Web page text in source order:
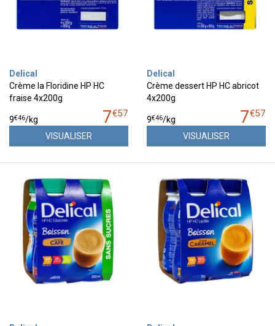
Delical
Crème la Floridine HP HC
fraise 4x200g
7€57
9€46/kg
VISUALISER
Delical
Crème dessert HP HC abricot
4x200g
7€57
9€46/kg
VISUALISER